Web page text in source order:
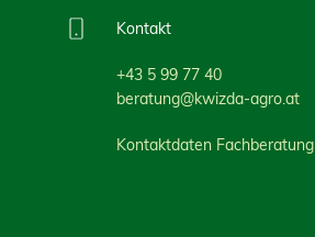
Kontakt
+43 5 99 77 40
beratung@kwizda-agro.at
Kontaktdaten Fachberatung